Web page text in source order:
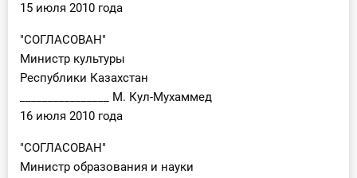
15 июля 2010 года
"СОГЛАСОВАН"
Министр культуры
Республики Казахстан
________________ М. Кул-Мухаммед
16 июля 2010 года
"СОГЛАСОВАН"
Министр образования и науки